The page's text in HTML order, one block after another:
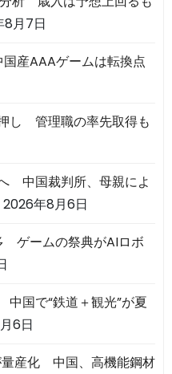
8月7日
産AAAゲームは転換点
し 管理職の率先取得も
中国裁判所、母親によ
2026年8月6日
ゲームの祭典がAIロボ
国で“鉄道＋観光”が夏
6日
産化 中国、高機能鋼材